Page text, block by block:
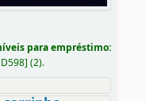
para empréstimo:
] (2).